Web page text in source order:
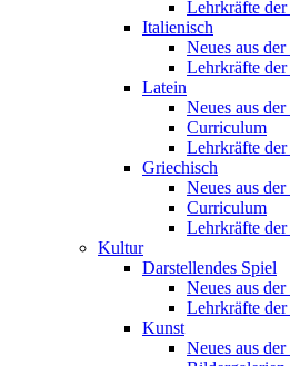
Lehrkräfte der
Italienisch
Neues aus
Lehrkräfte der
Latein
Neues aus
Curriculum
Lehrkräfte der
Griechisch
Neues aus
Curriculum
Lehrkräfte der
Kultur
Darstellendes Spiel
Neues aus
Lehrkräfte der
Kunst
Neues aus